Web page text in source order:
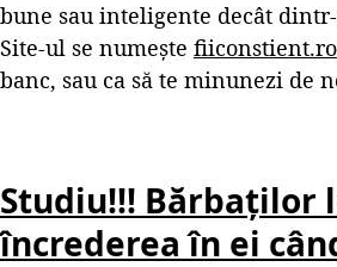
bune sau inteligente decât
Site-ul se numește fiiconstient.ro
banc, sau ca să te minunezi de
Studiu!!! Bărbaților
încrederea în ei